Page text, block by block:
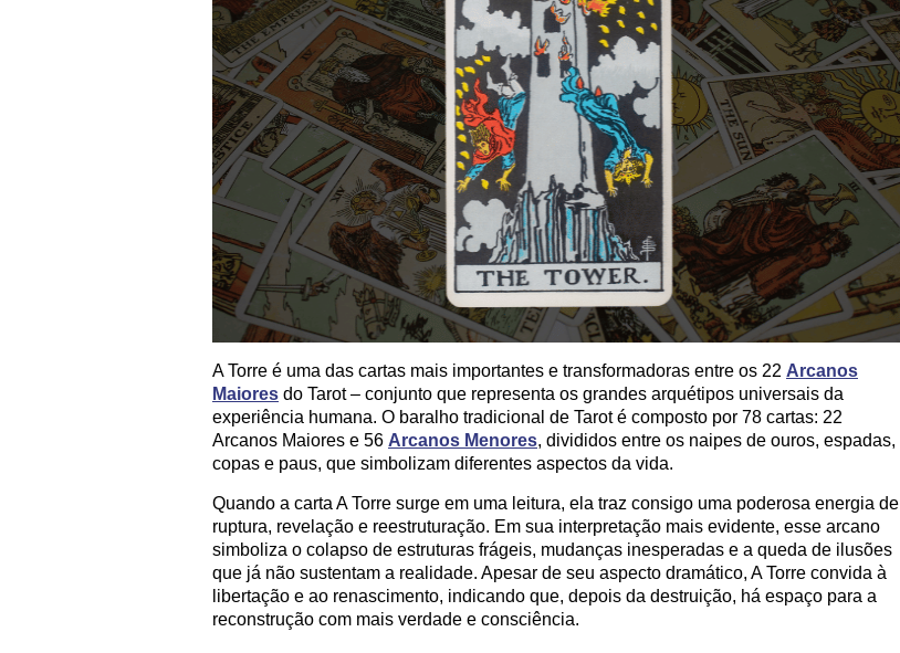
A Torre é uma das cartas mais importantes e transformadoras entre os 22 Arcanos
Maiores do Tarot – conjunto que representa os grandes arquétipos universais da
experiência humana. O baralho tradicional de Tarot é composto por 78 cartas: 22
Arcanos Maiores e 56 Arcanos Menores, divididos entre os naipes de ouros, espadas,
copas e paus, que simbolizam diferentes aspectos da vida.
Quando a carta A Torre surge em uma leitura, ela traz consigo uma poderosa energia de
ruptura, revelação e reestruturação. Em sua interpretação mais evidente, esse arcano
simboliza o colapso de estruturas frágeis, mudanças inesperadas e a queda de ilusões
que já não sustentam a realidade. Apesar de seu aspecto dramático, A Torre convida à
libertação e ao renascimento, indicando que, depois da destruição, há espaço para a
reconstrução com mais verdade e consciência.